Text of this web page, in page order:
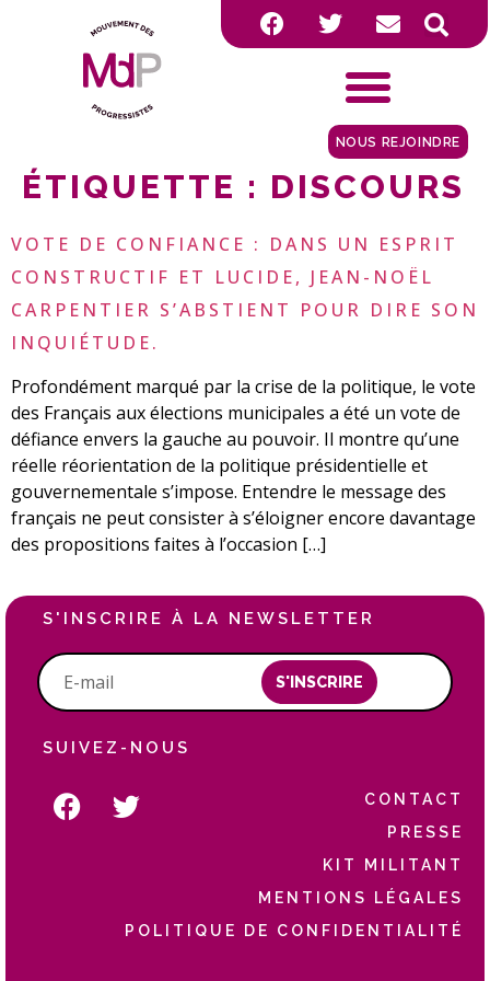
NOUS REJOINDRE
ÉTIQUETTE : DISCOURS
VOTE DE CONFIANCE : DANS UN ESPRIT
CONSTRUCTIF ET LUCIDE, JEAN-NOËL
CARPENTIER S’ABSTIENT POUR DIRE SON
INQUIÉTUDE.
Profondément marqué par la crise de la politique, le vote
des Français aux élections municipales a été un vote de
défiance envers la gauche au pouvoir. Il montre qu’une
réelle réorientation de la politique présidentielle et
gouvernementale s’impose. Entendre le message des
français ne peut consister à s’éloigner encore davantage
des propositions faites à l’occasion […]
S'INSCRIRE À LA NEWSLETTER
S'INSCRIRE
SUIVEZ-NOUS
CONTACT
PRESSE
KIT MILITANT
MENTIONS LÉGALES
POLITIQUE DE CONFIDENTIALITÉ